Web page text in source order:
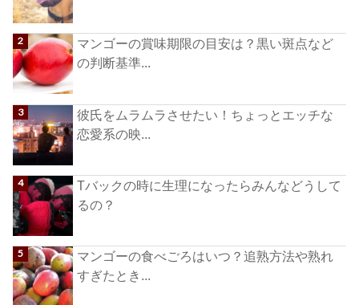
マンゴーの賞味期限の目安は？黒い斑点など
の判断基準...
彼氏をムラムラさせたい！ちょっとエッチな
恋愛系の映...
Tバックの時に生理になったらみんなどうして
るの？
マンゴーの食べごろはいつ？追熟方法や熟れ
すぎたとき...